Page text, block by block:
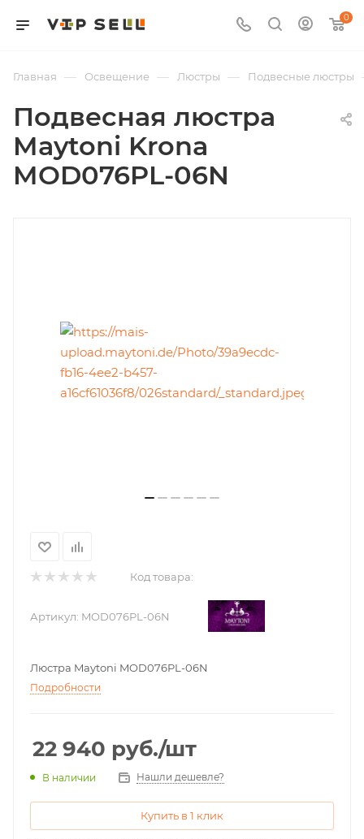
0
Главная — Освещение — Люстры — Подвесные люстры
Подвесная люстра
Maytoni Krona
MOD076PL-06N
Код товара:
Артикул: MOD076PL-06N
Люстра Maytoni MOD076PL-06N
Подробности
22 940 руб./шт
В наличии Нашли дешевле?
Купить в 1 клик